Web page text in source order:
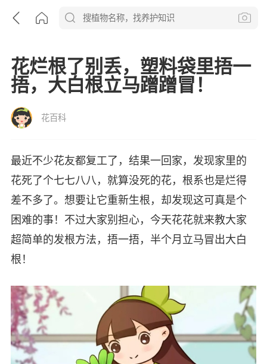
花烂根了别丢，塑料袋里捂一
捂，大白根立马蹭蹭冒！
花百科
最近不少花友都复工了，结果一回家，发现家里的
花死了个七七八八，就算没死的花，根系也是烂得
差不多了。想要让它重新生根，却发现这可真是个
困难的事！不过大家别担心，今天花花就来教大家
超简单的发根方法，捂一捂，半个月立马冒出大白
根！